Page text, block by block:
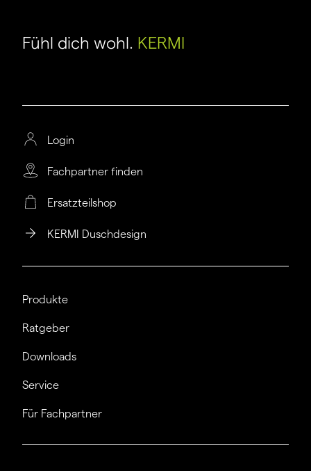
Fühl dich wohl. KERMI
Login
Fachpartner finden
Ersatzteilshop
KERMI Duschdesign
Produkte
Ratgeber
Downloads
Service
Für Fachpartner